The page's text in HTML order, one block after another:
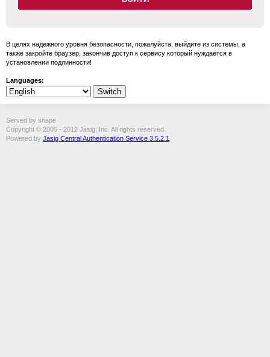
В целях надежного уровня безопасности, пожалуйста, выйдите из системы, а
также закройте браузер, закончив доступ к сервису который нуждается в
установлении подлинности!
Languages:
Served by snape
Copyright © 2005 - 2012 Jasig, Inc. All rights reserved.
Powered by Jasig Central Authentication Service 3.5.2.1